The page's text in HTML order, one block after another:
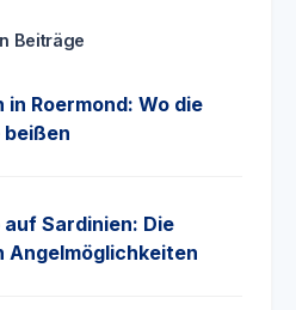
Beiträge
in Roermond: Wo die
beißen
auf Sardinien: Die
Angelmöglichkeiten